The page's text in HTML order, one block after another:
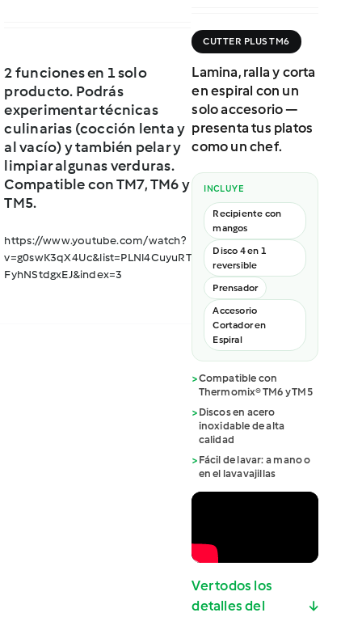
2 funciones en 1 solo
producto. Podrás
experimentar técnicas
culinarias (cocción lenta y
al vacío) y también pelar y
limpiar algunas verduras.
Compatible con TM7, TM6 y
TM5.
https://www.youtube.com/watch?
v=g0swK3qX4Uc&list=PLNl4CuyuRT4sWSi8jKr8J-
FyhNStdgxEJ&index=3
CUTTER PLUS TM6
Lamina, ralla y corta
en espiral con un
solo accesorio —
presenta tus platos
como un chef.
INCLUYE
Recipiente con
mangos
Disco 4 en 1
reversible
Prensador
Accesorio
Cortador en
Espiral
>Compatible con
Thermomix® TM6 y TM5
> Discos en acero
inoxidable de alta
calidad
> Fácil de lavar: a mano o
en el lavavajillas
Ver todos los
detalles del
↓